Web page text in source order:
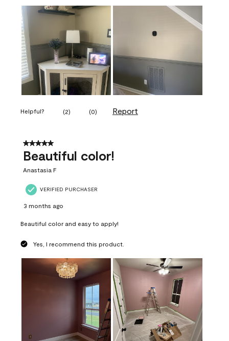
Helpful? (2) (0) Report
5 out of 5 stars.
Beautiful color!
Anastasia F
VERIFIED PURCHASER
3 months ago
Beautiful color and easy to apply!
Yes, I recommend this product.